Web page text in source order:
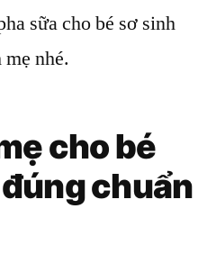
sữa cho bé sơ sinh
nhé.
cho bé
chuẩn